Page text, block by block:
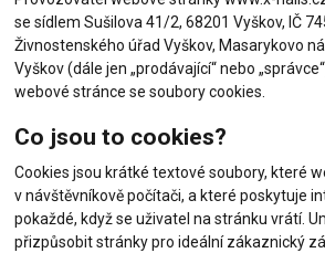
se sídlem Sušilova 41/2, 68201 Vyškov, IČ
Živnostenského úřad Vyškov, Masarykovo
Vyškov (dále jen „prodávající“ nebo
webové stránce se soubory cookies.
Co jsou to cookies?
Cookies jsou krátké textové soubory, které
v návštěvníkově počítači, a které poskytuje
pokaždé, když se uživatel na stránku vrátí.
přizpůsobit stránky pro ideální zákaznický